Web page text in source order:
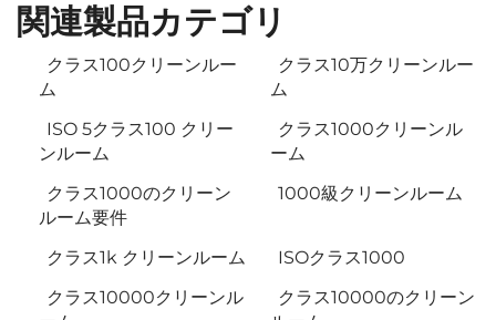
関連製品カテゴリ
クラス100クリーンルー
ム
クラス10万クリーンルー
ム
ISO 5クラス100 クリー
ンルーム
クラス1000クリーンル
ーム
クラス1000のクリーン
ルーム要件
1000級クリーンルーム
クラス1k クリーンルーム
ISOクラス1000
クラス10000クリーンル
クラス10000のクリーン